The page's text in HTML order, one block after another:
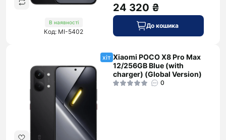
В наявності
Код: MI-5402
24 320 ₴
До кошика
хіт Xiaomi POCO X8 Pro Max
12/256GB Blue (with
charger) (Global Version)
0